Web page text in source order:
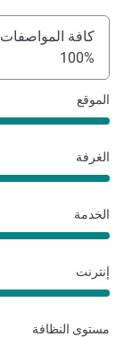
كافة المواصفات
100%
الموقع
الغرفة
الخدمة
إنترنت
مستوى النظافة